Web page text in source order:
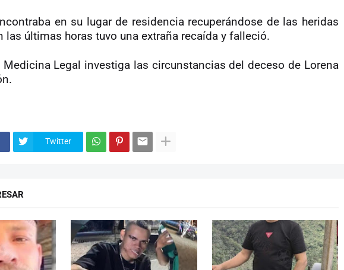
en su lugar de residencia recuperándose de las heridas
las últimas horas tuvo una extraña recaída y falleció.
Medicina Legal investiga las circunstancias del deceso de Lorena
Twitter